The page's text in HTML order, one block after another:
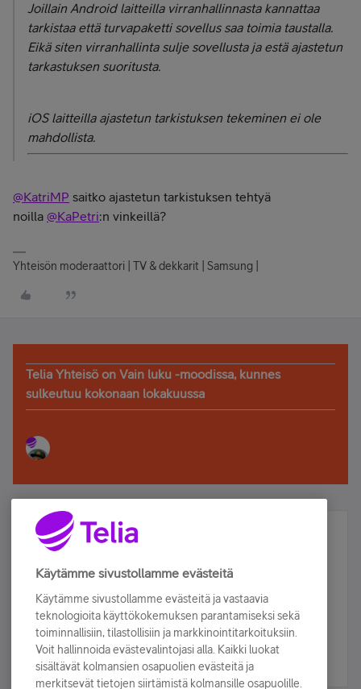
Joillain Android laitteilla virranhallinnasta kannattaa
tarkistaa että turvapaketti sovellus saa toimia taustalla.
Eikä siten virranhallinta sulje sovellusta ja estä ajastetun
tarkastuksen suoritusta.
iOS laitteilla ajastetun tarkistuksen tekeminen ei ole
mahdollista.
@KatriMP saitko ajastetun tarkistuksen tehtyä
noilla @KaPetri:n vinkeillä?
Yhteisön moderaattori | TV & dekkarit | Samsung |
Telia Yhteisö on Vain luku -moodissa, kunnes
sulkeutuu kokonaan lokakuussa
Älä jää paitsi – osallistu ja voita!
Tilaa Telian uutiskirje ja olet mukana arvonnassa.
sähköpostiisi.
Tilaa nyt
Käytämme sivustollamme evästeitä
Käytämme sivustollamme evästeitä ja vastaavia
teknologioita käyttökokemuksen parantamiseksi sekä
toiminnallisiin, tilastollisiin ja markkinointitarkoituksiin.
Voit hallinnoida evästevalintojasi alla. Kaikki luokat
sisältävät kolmansien osapuolien evästeitä ja
merkitsevät tietojen siirtämistä kolmansille osapuolille.